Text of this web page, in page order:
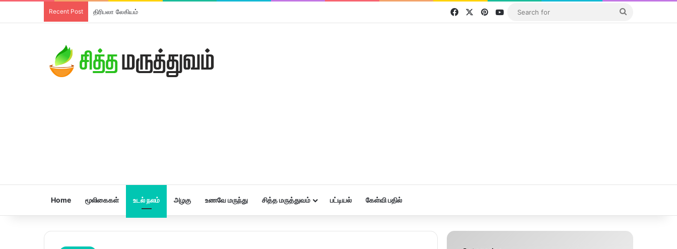
Recent Post தாளிசப்பத்திரி சூரணம் FacebookPinterestYouTube
Home மூலிகைகள் உடல் நலம் அழகு உணவே மருந்து சித்த மருத்துவம் பட்டியல் கேள்வி பதில்